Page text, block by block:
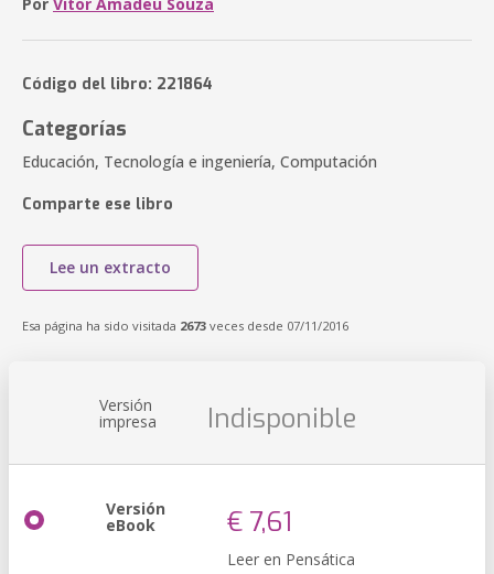
Código del libro: 221864
Categorías
Educación, Tecnología e ingeniería, Computación
Comparte ese libro
Lee un extracto
Esa página ha sido visitada 2673 veces desde 07/11/2016
Versión
impresa Indisponible
Versión
eBook € 7,61
Leer en Pensática